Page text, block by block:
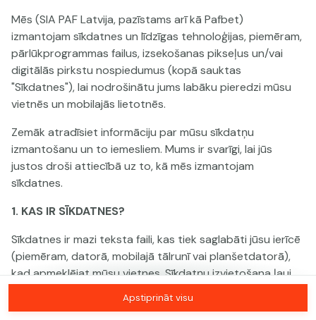
Šai spēlei nav pieejama demo versija. Lūdzu,
pieslēdzies, lai spēlētu ar īstu naudu.
Pieslēgties
Mēs (SIA PAF Latvija, pazīstams arī kā Pafbet)
izmantojam sīkdatnes un līdzīgas tehnoloģijas, piemēram,
pārlūkprogrammas failus, izsekošanas pikseļus un/vai
digitālās pirkstu nospiedumus (kopā sauktas
"Sīkdatnes"), lai nodrošinātu jums labāku pieredzi mūsu
vietnēs un mobilajās lietotnēs.
Zemāk atradīsiet informāciju par mūsu sīkdatņu
izmantošanu un to iemesliem. Mums ir svarīgi, lai jūs
justos droši attiecībā uz to, kā mēs izmantojam
sīkdatnes.
1. KAS IR SĪKDATNES?
Sīkdatnes ir mazi teksta faili, kas tiek saglabāti jūsu ierīcē
(piemēram, datorā, mobilajā tālrunī vai planšetdatorā),
kad apmeklējat mūsu vietnes. Sīkdatņu izvietošana ļauj
mums jūs atpazīt un saprast, kā jūs izmantojat mūsu
vietnes, kas palīdz mums uzlabot jūsu pieredzi un
Apstiprināt visu